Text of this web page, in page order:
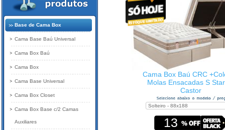
Cama Box Baú CRC
Molas Ensacadas S
Castor
13
Base de Cama Box
Cama Base Baú Universal
Cama Box Baú
Cama Box
Cama Base Universal
Cama Box Closet
Cama Box Base c/2 Camas
Auxiliares